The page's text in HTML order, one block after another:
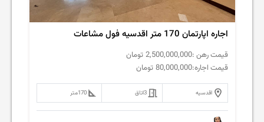
اجاره اپارتمان 170 متر اقدسیه فول مشاعات
قیمت رهن :2,500,000,000 تومان
قیمت اجاره:80,000,000 تومان
اقدسیه 3اتاق 170متر